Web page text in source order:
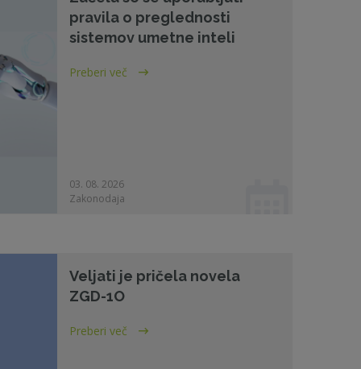
pravila o preglednosti
sistemov umetne inteli
Preberi več
03. 08. 2026
Zakonodaja
Veljati je pričela novela
ZGD-1O
Preberi več